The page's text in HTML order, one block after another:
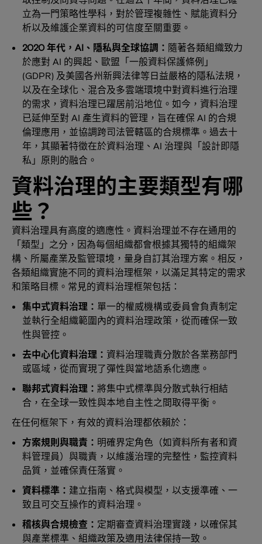
立為一門策略性學科，對於管理複雜性、賦能資料分
析以及維護企業資料的可信度至關重要。
2020 年代，AI、隱私與全球協調： 隨著各類組織致力
於應對 AI 的興起、歐盟「一般資料保護條例」
(GDPR) 及美國各州新興法律等日益嚴格的隱私法規，
以及在全球化、混合及多雲端環境中對資料進行治理
的需求，資料治理已躍居前沿地位。如今，資料治理
已延伸至對 AI 產生資料的管理，旨在確保 AI 的合規
倫理應用，並協調跨司法管轄區的合規標準。過去十
年，其顯著特徵在於資料治理、AI 治理與「設計即隱
私」原則的融合。
資料治理的主要類型有哪
些？
資料治理具有高度的適應性。資料治理並不存在通用的
「類型」之分，因為每個組織都會根據其獨特的組織架
構、所屬產業及監管環境，量身自訂其治理方案。相反，
各類組織實施不同的資料治理框架，以滿足其特定的需求
和策略目標。常見的資料治理框架包括：
集中式資料治理： 單一的權威機構或委員會負責制定
並執行全組織範圍內的資料治理政策，從而確保一致
性與管控。
去中心化資料治理： 資料治理職責分散於各業務部門
或區域，從而實現了彈性與當地語系化適應。
聯邦式資料治理： 將集中式標準與分散式執行相結
合，在全球一致性與本地自主性之間取得平衡。
在任何框架下，有效的資料治理都依賴於：
方案規則與職責： 明確界定角色（如資料所有者和資
料管理員）與職責，以維護治理的完整性，監控資料
品質，並確保責任落實。
資料標準： 建立指南、格式與模型，以支援準確、一
致且可交互操作的資料治理。
稽核與合規檢查： 定期審查資料治理實踐，以確保其
與產業標準、組織政策及適用法律保持一致。